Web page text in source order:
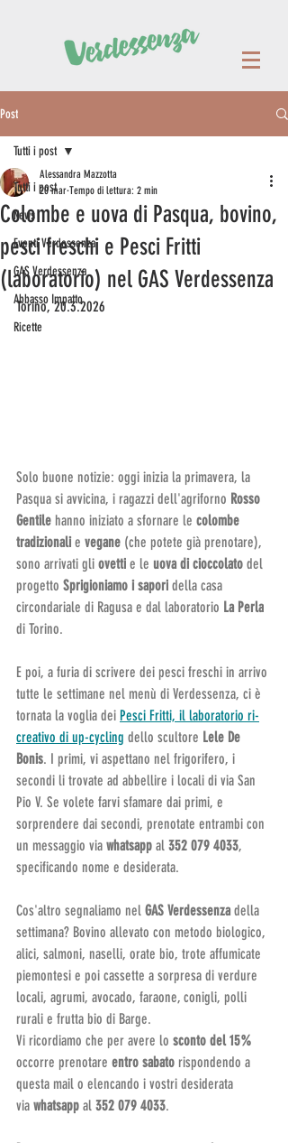
Post
Tutti i post
News
Eventi Verdessenza
GAS Verdessenza
Abbasso Impatto
Ricette
Tutti i post
Colombe e uova di Pasqua, bovino,
pesci freschi e Pesci Fritti
(laboratorio) nel GAS Verdessenza
Alessandra Mazzotta
20 mar Tempo di lettura: 2 min
Torino, 20.3.2026
Solo buone notizie: oggi inizia la primavera, la
Pasqua si avvicina, i ragazzi dell'agriforno Rosso
Gentile hanno iniziato a sfornare le colombe
tradizionali e vegane (che potete già prenotare),
sono arrivati gli ovetti e le uova di cioccolato del
progetto Sprigioniamo i sapori della casa
circondariale di Ragusa e dal laboratorio La Perla
di Torino.
E poi, a furia di scrivere dei pesci freschi in arrivo
tutte le settimane nel menù di Verdessenza, ci è
tornata la voglia dei Pesci Fritti, il laboratorio ri-
creativo di up-cycling dello scultore Lele De
Bonis. I primi, vi aspettano nel frigorifero, i
secondi li trovate ad abbellire i locali di via San
Pio V. Se volete farvi sfamare dai primi, e
sorprendere dai secondi, prenotate entrambi con
un messaggio via whatsapp al 352 079 4033,
specificando nome e desiderata.
Cos'altro segnaliamo nel GAS Verdessenza della
settimana? Bovino allevato con metodo biologico,
alici, salmoni, naselli, orate bio, trote affumicate
piemontesi e poi cassette a sorpresa di verdure
locali, agrumi, avocado, faraone, conigli, polli
rurali e frutta bio di Barge.
Vi ricordiamo che per avere lo sconto del 15%
occorre prenotare entro sabato rispondendo a
questa mail o elencando i vostri desiderata
via whatsapp al 352 079 4033.